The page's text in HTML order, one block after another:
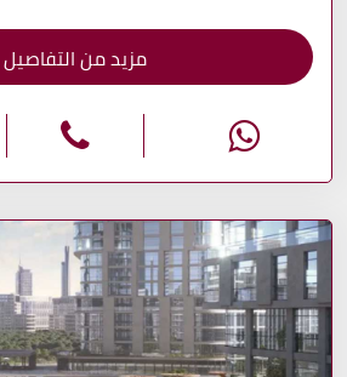
مزيد من التفاصيل